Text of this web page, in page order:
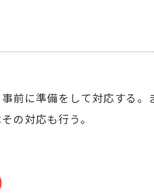
前に準備をして対応する。
の対応も行う。